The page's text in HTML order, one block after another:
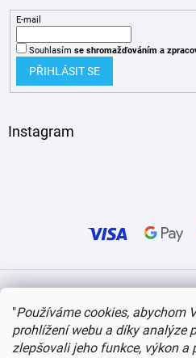
"Používáme cookies, abychom
prohlížení webu a díky analýze
zlepšovali jeho funkce, výkon a
E-mail
Souhlasím se shromažďováním a
PŘIHLÁSIT SE
Instagram
Copyright 2026itvlaky.cz . Všechna práva